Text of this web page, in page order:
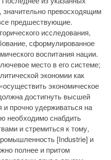
превосходящим
предшествующие.
исследования,
сформулированное
воспитания нации.
место в его системе;
экономии как
экономическое
достигнуть высшей
и прочно удерживаться на
необходимо снабдить
и стремиться к тому,
[Industrie] и
полнее и притом